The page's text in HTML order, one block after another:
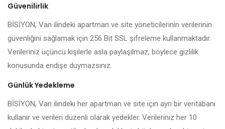
Güvenilirlik
BİSİYON, Van ilindeki apartman ve site yöneticilerinin verilerinin
güvenliğini sağlamak için 256 Bit SSL şifreleme kullanmaktadır.
Verileriniz üçüncü kişilerle asla paylaşılmaz, böylece gizlilik
konusunda endişe duymazsınız.
Günlük Yedekleme
BİSİYON, Van ilindeki her apartman ve site için ayrı bir veritabanı
kullanır ve verileri düzenli olarak yedekler. Verileriniz her 10